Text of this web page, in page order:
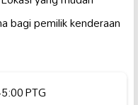
bagi pemilik kenderaan
PTG